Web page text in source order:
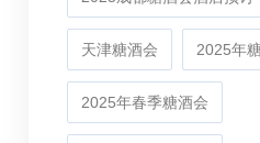
天津糖酒会 2025年
2025年春季糖酒会